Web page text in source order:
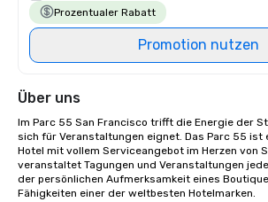
Prozentualer Rabatt
Promotion nutzen
Über uns
Im Parc 55 San Francisco trifft die Energie der
sich für Veranstaltungen eignet. Das Parc 55 ist
Hotel mit vollem Serviceangebot im Herzen von
veranstaltet Tagungen und Veranstaltungen
der persönlichen Aufmerksamkeit eines
Fähigkeiten einer der weltbesten Hotelmarken.